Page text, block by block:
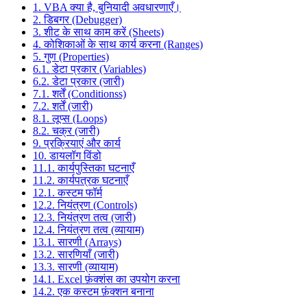
1. VBA क्या है, बुनियादी अवधारणाएँ।
2. डिबगर (Debugger)
3. शीट के साथ काम करें (Sheets)
4. कोशिकाओं के साथ कार्य करना (Ranges)
5. गुण (Properties)
6.1. डेटा प्रकार (Variables)
6.2. डेटा प्रकार (जारी)
7.1. शर्तें (Conditionss)
7.2. शर्तें (जारी)
8.1. लूप्स (Loops)
8.2. चक्र (जारी)
9. प्रक्रियाएं और कार्य
10. डायलॉग विंडो
11.1. कार्यपुस्तिका घटनाएँ
11.2. कार्यपत्रक घटनाएँ
12.1. कस्टम फॉर्म
12.2. नियंत्रण (Controls)
12.3. नियंत्रण तत्व (जारी)
12.4. नियंत्रण तत्व (व्यायाम)
13.1. सारणी (Arrays)
13.2. सारणियाँ (जारी)
13.3. सारणी (व्यायाम)
14.1. Excel फ़ंक्शंस का उपयोग करना
14.2. एक कस्टम फ़ंक्शन बनाना